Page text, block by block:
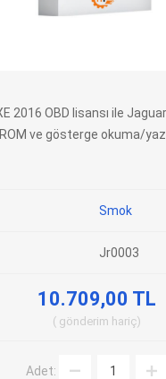
2016 OBD lisansı ile
ve gösterge okuma/
Smok
Jr0003
10.709,00 TL
gönderim hariç
Adet: